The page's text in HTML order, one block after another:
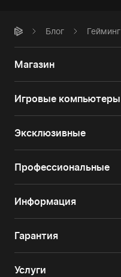
Блог Гейминг
Магазин
Игровые компьютеры
Эксклюзивные
Профессиональные
Информация
Гарантия
Услуги